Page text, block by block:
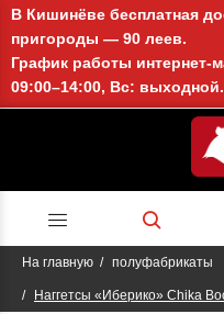
В Кишинёве бесплатная
пригороды — 90 леев.
График работы интернет-
09:00–14:00, Вс: выходной.
На главную полуфабрикаты
Наггетсы «Иберико» Chika